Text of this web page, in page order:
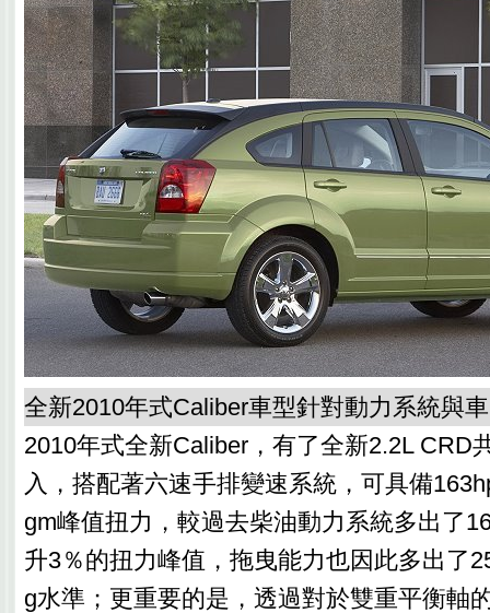
全新2010年式Caliber車型針對動力系統與
2010年式全新Caliber，有了全新2.2L CRD
入，搭配著六速手排變速系統，可具備
gm峰值扭力，較過去柴油動力系統多出了
升3％的扭力峰值，拖曳能力也因此多出了
g水準；更重要的是，透過對於雙重平衡軸